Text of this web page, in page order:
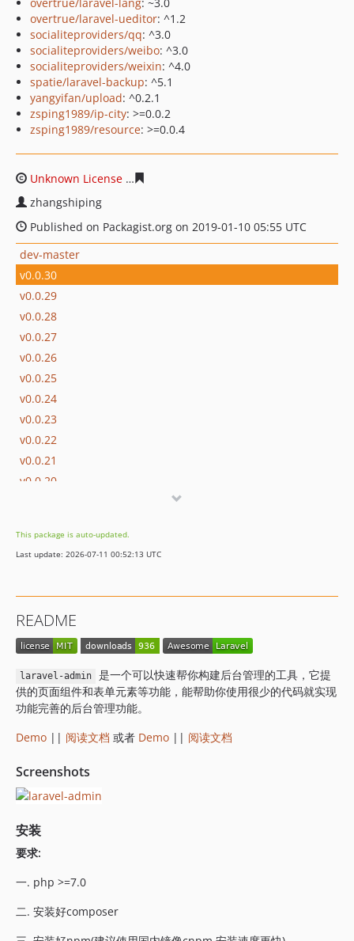
overtrue/laravel-ueditor: ^1.2
socialiteproviders/qq: ^3.0
socialiteproviders/weibo: ^3.0
socialiteproviders/weixin: ^4.0
spatie/laravel-backup: ^5.1
yangyifan/upload: ^0.2.1
zsping1989/ip-city: >=0.0.2
zsping1989/resource: >=0.0.4
Unknown License
zhangshiping
Published on Packagist.org on 2019-01-10 05:55 UTC
dev-master
v0.0.30
v0.0.29
v0.0.28
v0.0.27
v0.0.26
v0.0.25
v0.0.24
v0.0.23
v0.0.22
v0.0.21
v0.0.20
v0.0.16
v0.0.15
This package is auto-updated.
Last update: 2026-07-11 00:52:13 UTC
README
laravel-admin
是一个可以快速帮你构建后台管理的工具，它提
供的页面组件和表单元素等功能，能帮助你使用很少的代码就实现
功能完善的后台管理功能。
Demo || 阅读文档 或者 Demo || 阅读文档
Screenshots
安装
要求:
一. php >=7.0
二. 安装好composer